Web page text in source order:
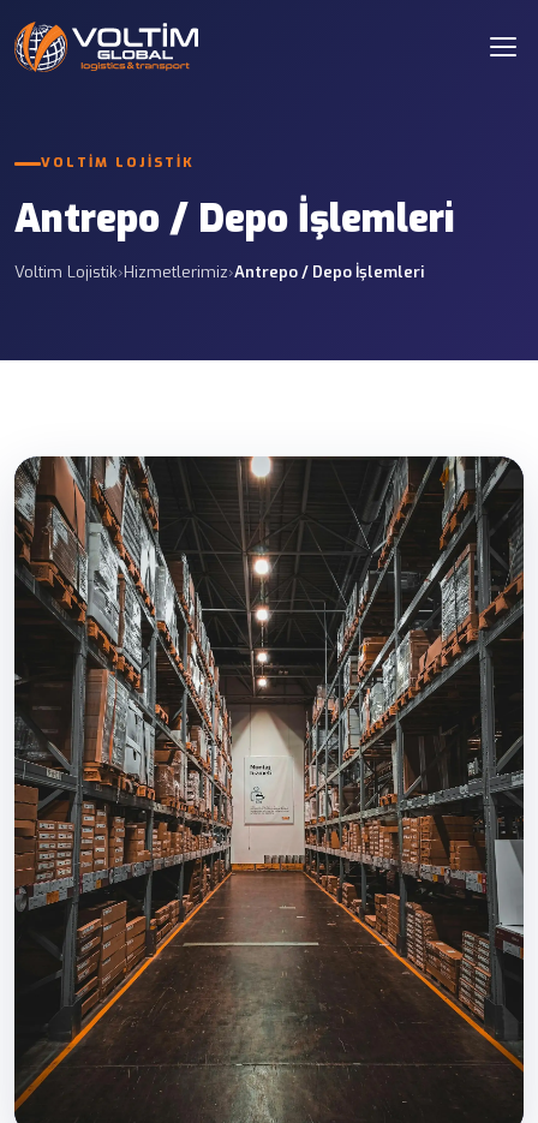
VOLTIM LOJISTIK
Antrepo / Depo İşlemleri
Voltim Lojistik›Hizmetlerimiz›Antrepo / Depo İşlemleri